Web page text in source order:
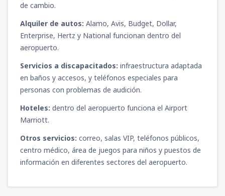
de cambio.
Alquiler de autos: Alamo, Avis, Budget, Dollar,
Enterprise, Hertz y National funcionan dentro del
aeropuerto.
Servicios a discapacitados: infraestructura adaptada
en baños y accesos, y teléfonos especiales para
personas con problemas de audición.
Hoteles: dentro del aeropuerto funciona el Airport
Marriott.
Otros servicios: correo, salas VIP, teléfonos públicos,
centro médico, área de juegos para niños y puestos de
información en diferentes sectores del aeropuerto.